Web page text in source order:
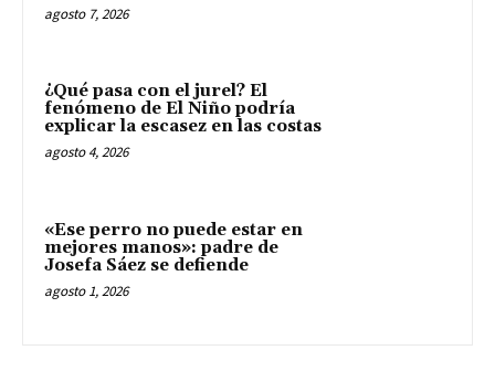
agosto 7, 2026
¿Qué pasa con el jurel? El
fenómeno de El Niño podría
explicar la escasez en las costas
agosto 4, 2026
«Ese perro no puede estar en
mejores manos»: padre de
Josefa Sáez se defiende
agosto 1, 2026